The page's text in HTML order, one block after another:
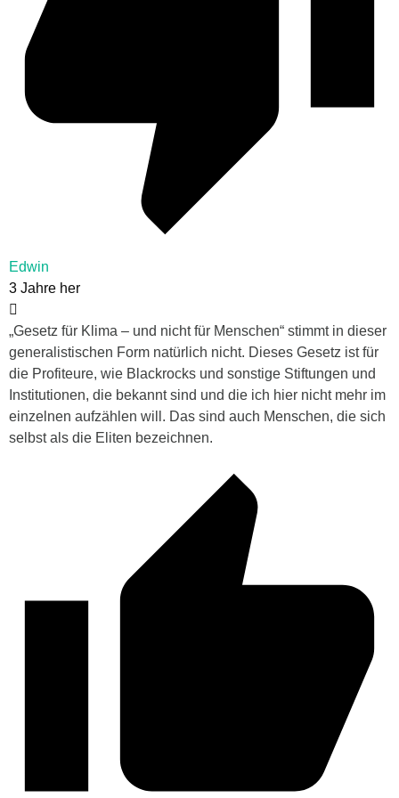
Edwin
3 Jahre her
„Gesetz für Klima – und nicht für Menschen“ stimmt in dieser
generalistischen Form natürlich nicht. Dieses Gesetz ist für
die Profiteure, wie Blackrocks und sonstige Stiftungen und
Institutionen, die bekannt sind und die ich hier nicht mehr im
einzelnen aufzählen will. Das sind auch Menschen, die sich
selbst als die Eliten bezeichnen.